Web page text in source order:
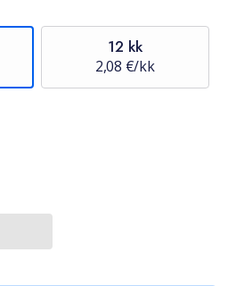
12 kk
2,08 €/kk